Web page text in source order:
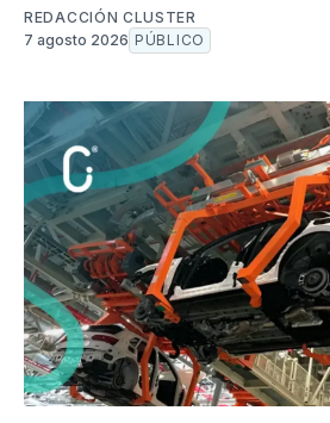
REDACCIÓN CLUSTER
7 agosto 2026 PÚBLICO